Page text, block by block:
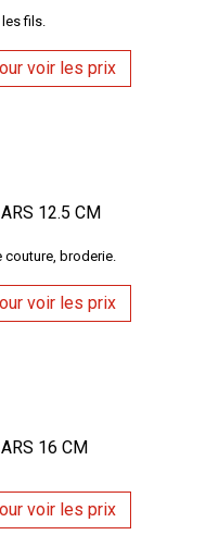
fils.
voir les prix
12.5 CM
couture, broderie.
voir les prix
16 CM
voir les prix